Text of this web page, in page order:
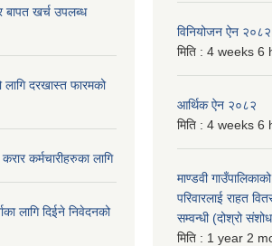
बापत खर्च उपलब्ध
दरखास्त फारमको
कर्मचारीहरुका लागि
लागि दिईने निवेदनको
विनियोजन ऐन २०८२
मिति : 4 weeks 6
आर्थिक ऐन २०८२
मिति : 4 weeks 6
माण्डवी
परिवारलाई राहत
सम्वन्धी (दोश्रो
मिति : 1 year 2